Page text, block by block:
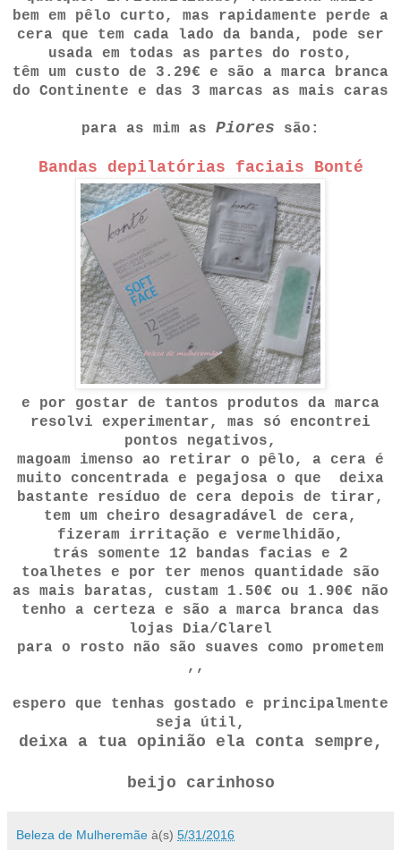
bem em pêlo curto, mas rapidamente perde a
cera que tem cada lado da banda, pode ser
usada em todas as partes do rosto,
têm um custo de 3.29€ e são a marca branca
do Continente e das 3 marcas as mais caras
para as mim as Piores são:
Bandas depilatórias faciais Bonté
e por gostar de tantos produtos da marca
resolvi experimentar, mas só encontrei
pontos negativos,
magoam imenso ao retirar o pêlo, a cera é
muito concentrada e pegajosa o que deixa
bastante resíduo de cera depois de tirar,
tem um cheiro desagradável de cera,
fizeram irritação e vermelhidão,
trás somente 12 bandas facias e 2
toalhetes e por ter menos quantidade são
as mais baratas, custam 1.50€ ou 1.90€ não
tenho a certeza e são a marca branca das
lojas Dia/Clarel
para o rosto não são suaves como prometem
,,
espero que tenhas gostado e principalmente
seja útil,
deixa a tua opinião ela conta sempre,
beijo carinhoso
Beleza de Mulheremãe à(s) 5/31/2016